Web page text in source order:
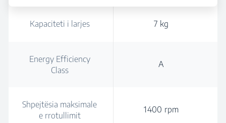
Kapaciteti i larjes 7 kg
Energy Efficiency
Class
A
Shpejtësia maksimale
e rrotullimit
1400 rpm